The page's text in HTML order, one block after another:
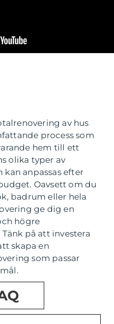
av hus
process som
hem till ett
olika typer av
anpassas efter
Oavsett om du
badrum eller hela
ge dig en
högre
på att investera
skapa en
som passar